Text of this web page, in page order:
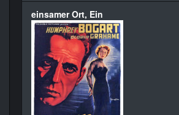
einsamer Ort, Ein